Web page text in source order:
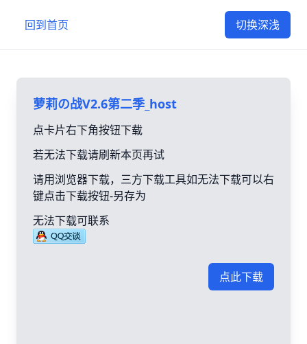
回到首页 切换深浅
萝莉の战V2.6第二季_host
点卡片右下角按钮下载
若无法下载请刷新本页再试
请用浏览器下载，三方下载工具如无法下载可以右
键点击下载按钮-另存为
无法下载可联系
点此下载